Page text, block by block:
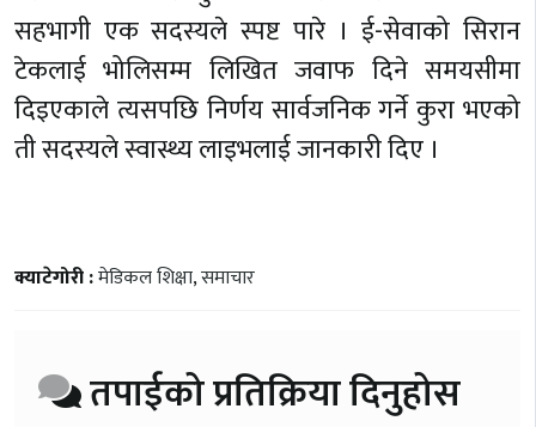
सहभागी एक सदस्यले स्पष्ट पारे । ई-सेवाको सिरान
टेकलाई भोलिसम्म लिखित जवाफ दिने समयसीमा
दिइएकाले त्यसपछि निर्णय सार्वजनिक गर्ने कुरा भएको
ती सदस्यले स्वास्थ्य लाइभलाई जानकारी दिए ।
क्याटेगोरी :मेडिकल शिक्षा,समाचार
तपाईको प्रतिक्रिया दिनुहोस